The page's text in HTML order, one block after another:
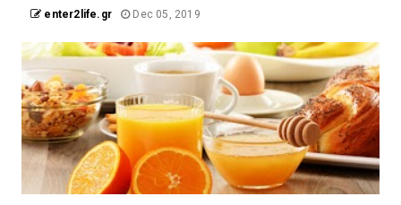
enter2life.gr Dec 05, 2019